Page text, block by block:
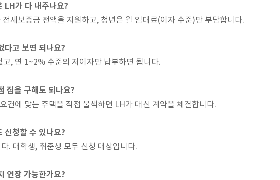
LH가 다 내주나요?
세보증금 전액을 지원하고, 청년은 월 임대료(이자 수준)만 부담합니다.
다고 보면 되나요?
고, 연 1~2% 수준의 저이자만 납부하면 됩니다.
집을 구해도 되나요?
건에 맞는 주택을 직접 물색하면 LH가 대신 계약을 체결합니다.
신청할 수 있나요?
. 대학생, 취준생 모두 신청 대상입니다.
연장 가능한가요?